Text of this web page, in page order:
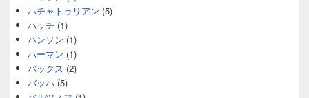
ハチャトゥリアン (5)
ハッチ (1)
ハンソン (1)
ハーマン (1)
バックス (2)
バッハ (5)